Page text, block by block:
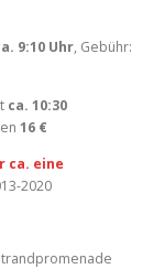
9:10 Uhr, Gebühr:
ca. 10:30
16 €
ca. eine
2020